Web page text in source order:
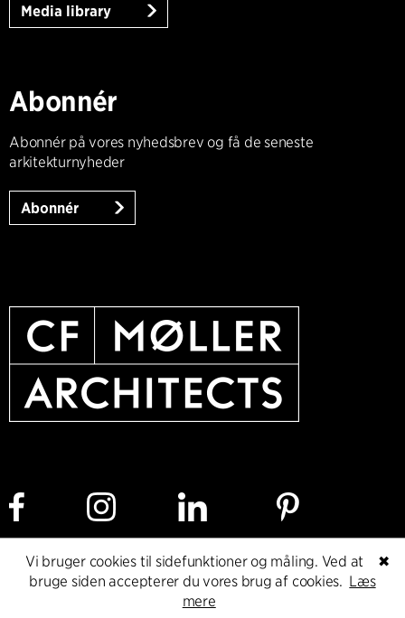
Media library
Abonnér
Abonnér på vores nyhedsbrev og få de seneste
arkitekturnyheder
Abonnér
Cookie policy Dataetisk politik
Privacy policy
✖
Vi bruger cookies til sidefunktioner og måling. Ved at
bruge siden accepterer du vores brug af cookies. Læs
mere